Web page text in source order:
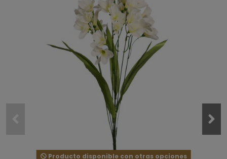
Producto disponible con otras opciones